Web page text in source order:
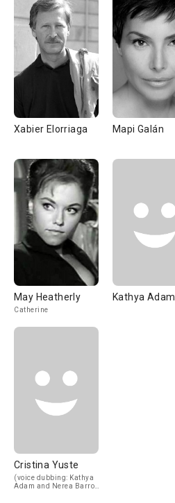
Xabier Elorriaga Mapi Galán
May Heatherly
Catherine
Kathya Adam
Cristina Yuste
(voice dubbing: Kathya
Adam and Nerea Barros